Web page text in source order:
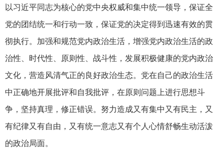
以习近平同志为核心的党中央权威和集中统一领导，保证全
党的团结统一和行动一致，保证党的决定得到迅速有效的贯
彻执行。加强和规范党内政治生活，增强党内政治生活的政
治性、时代性、原则性、战斗性，发展积极健康的党内政治
文化，营造风清气正的良好政治生态。党在自己的政治生活
中正确地开展批评和自我批评，在原则问题上进行思想斗
争，坚持真理，修正错误。努力造成又有集中又有民主，又
有纪律又有自由，又有统一意志又有个人心情舒畅生动活泼
的政治局面。